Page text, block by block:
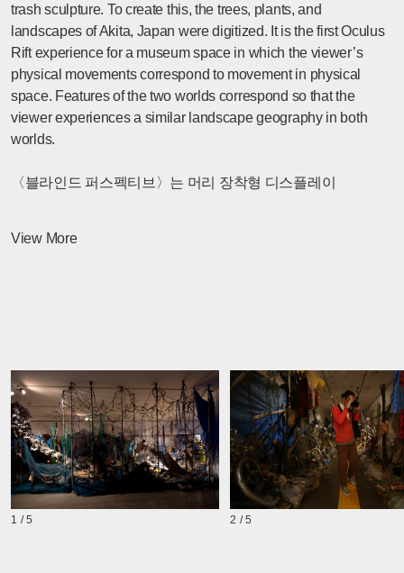
trash sculpture. To create this, the trees, plants, and
landscapes of Akita, Japan were digitized. It is the first Oculus
Rift experience for a museum space in which the viewer’s
physical movements correspond to movement in physical
space. Features of the two worlds correspond so that the
viewer experiences a similar landscape geography in both
worlds.
〈블라인드 퍼스펙티브〉는 머리 장착형 디스플레이
지나고 남은 잔해를 통해 사람들에게 2011년 재난을
움직임에 부합하는 미술관 공간에서의 최초의 오큘러스
리프트 체험이다. 두 세계의 특징들은 관람객이 양쪽 세계에서
비슷한 풍경 지형을 경험할 수 있도록 한다.
View More
1 / 5 2 / 5